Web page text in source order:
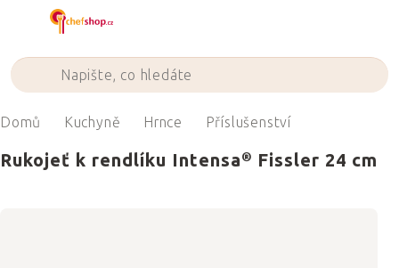
Domů Kuchyně Hrnce Příslušenství
Rukojeť k rendlíku Intensa® Fissler 24 cm